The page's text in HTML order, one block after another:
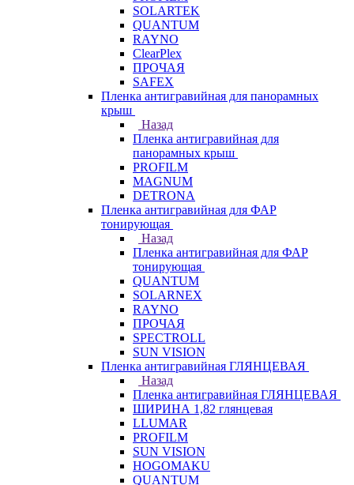
SOLARTEK
QUANTUM
RAYNO
ClearPlex
ПРОЧАЯ
SAFEX
Пленка антигравийная для панорамных
крыш
Назад
Пленка антигравийная для
панорамных крыш
PROFILM
MAGNUM
DETRONA
Пленка антигравийная для ФАР
тонирующая
Назад
Пленка антигравийная для ФАР
тонирующая
QUANTUM
SOLARNEX
RAYNO
ПРОЧАЯ
SPECTROLL
SUN VISION
Пленка антигравийная ГЛЯНЦЕВАЯ
Назад
Пленка антигравийная ГЛЯНЦЕВАЯ
ШИРИНА 1,82 глянцевая
LLUMAR
PROFILM
SUN VISION
HOGOMAKU
QUANTUM